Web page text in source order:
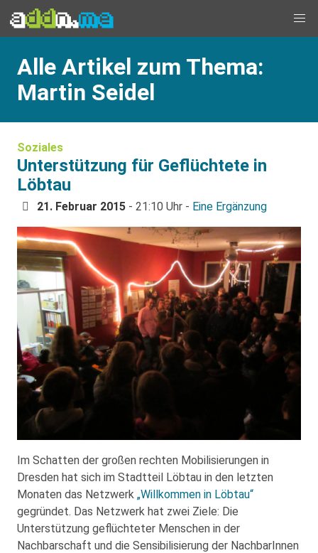
Alle Artikel zum Thema:
Martin Seidel
Soziales
Unterstützung für Geflüchtete in
Löbtau
21. Februar 2015 - 21:10 Uhr - Eine Ergänzung
Im Schatten der großen rechten Mobilisierungen in
Dresden hat sich im Stadtteil Löbtau in den letzten
Monaten das Netzwerk „Willkommen in Löbtau“
gegründet. Das Netzwerk hat zwei Ziele: Die
Unterstützung geflüchteter Menschen in der
Nachbarschaft und die Sensibilisierung der NachbarInnen